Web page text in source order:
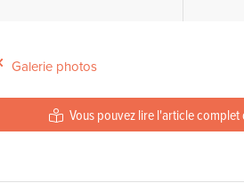
Galerie photos
Vous pouvez lire l'article complet